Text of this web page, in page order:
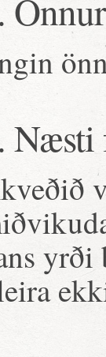
Næsti
yrði